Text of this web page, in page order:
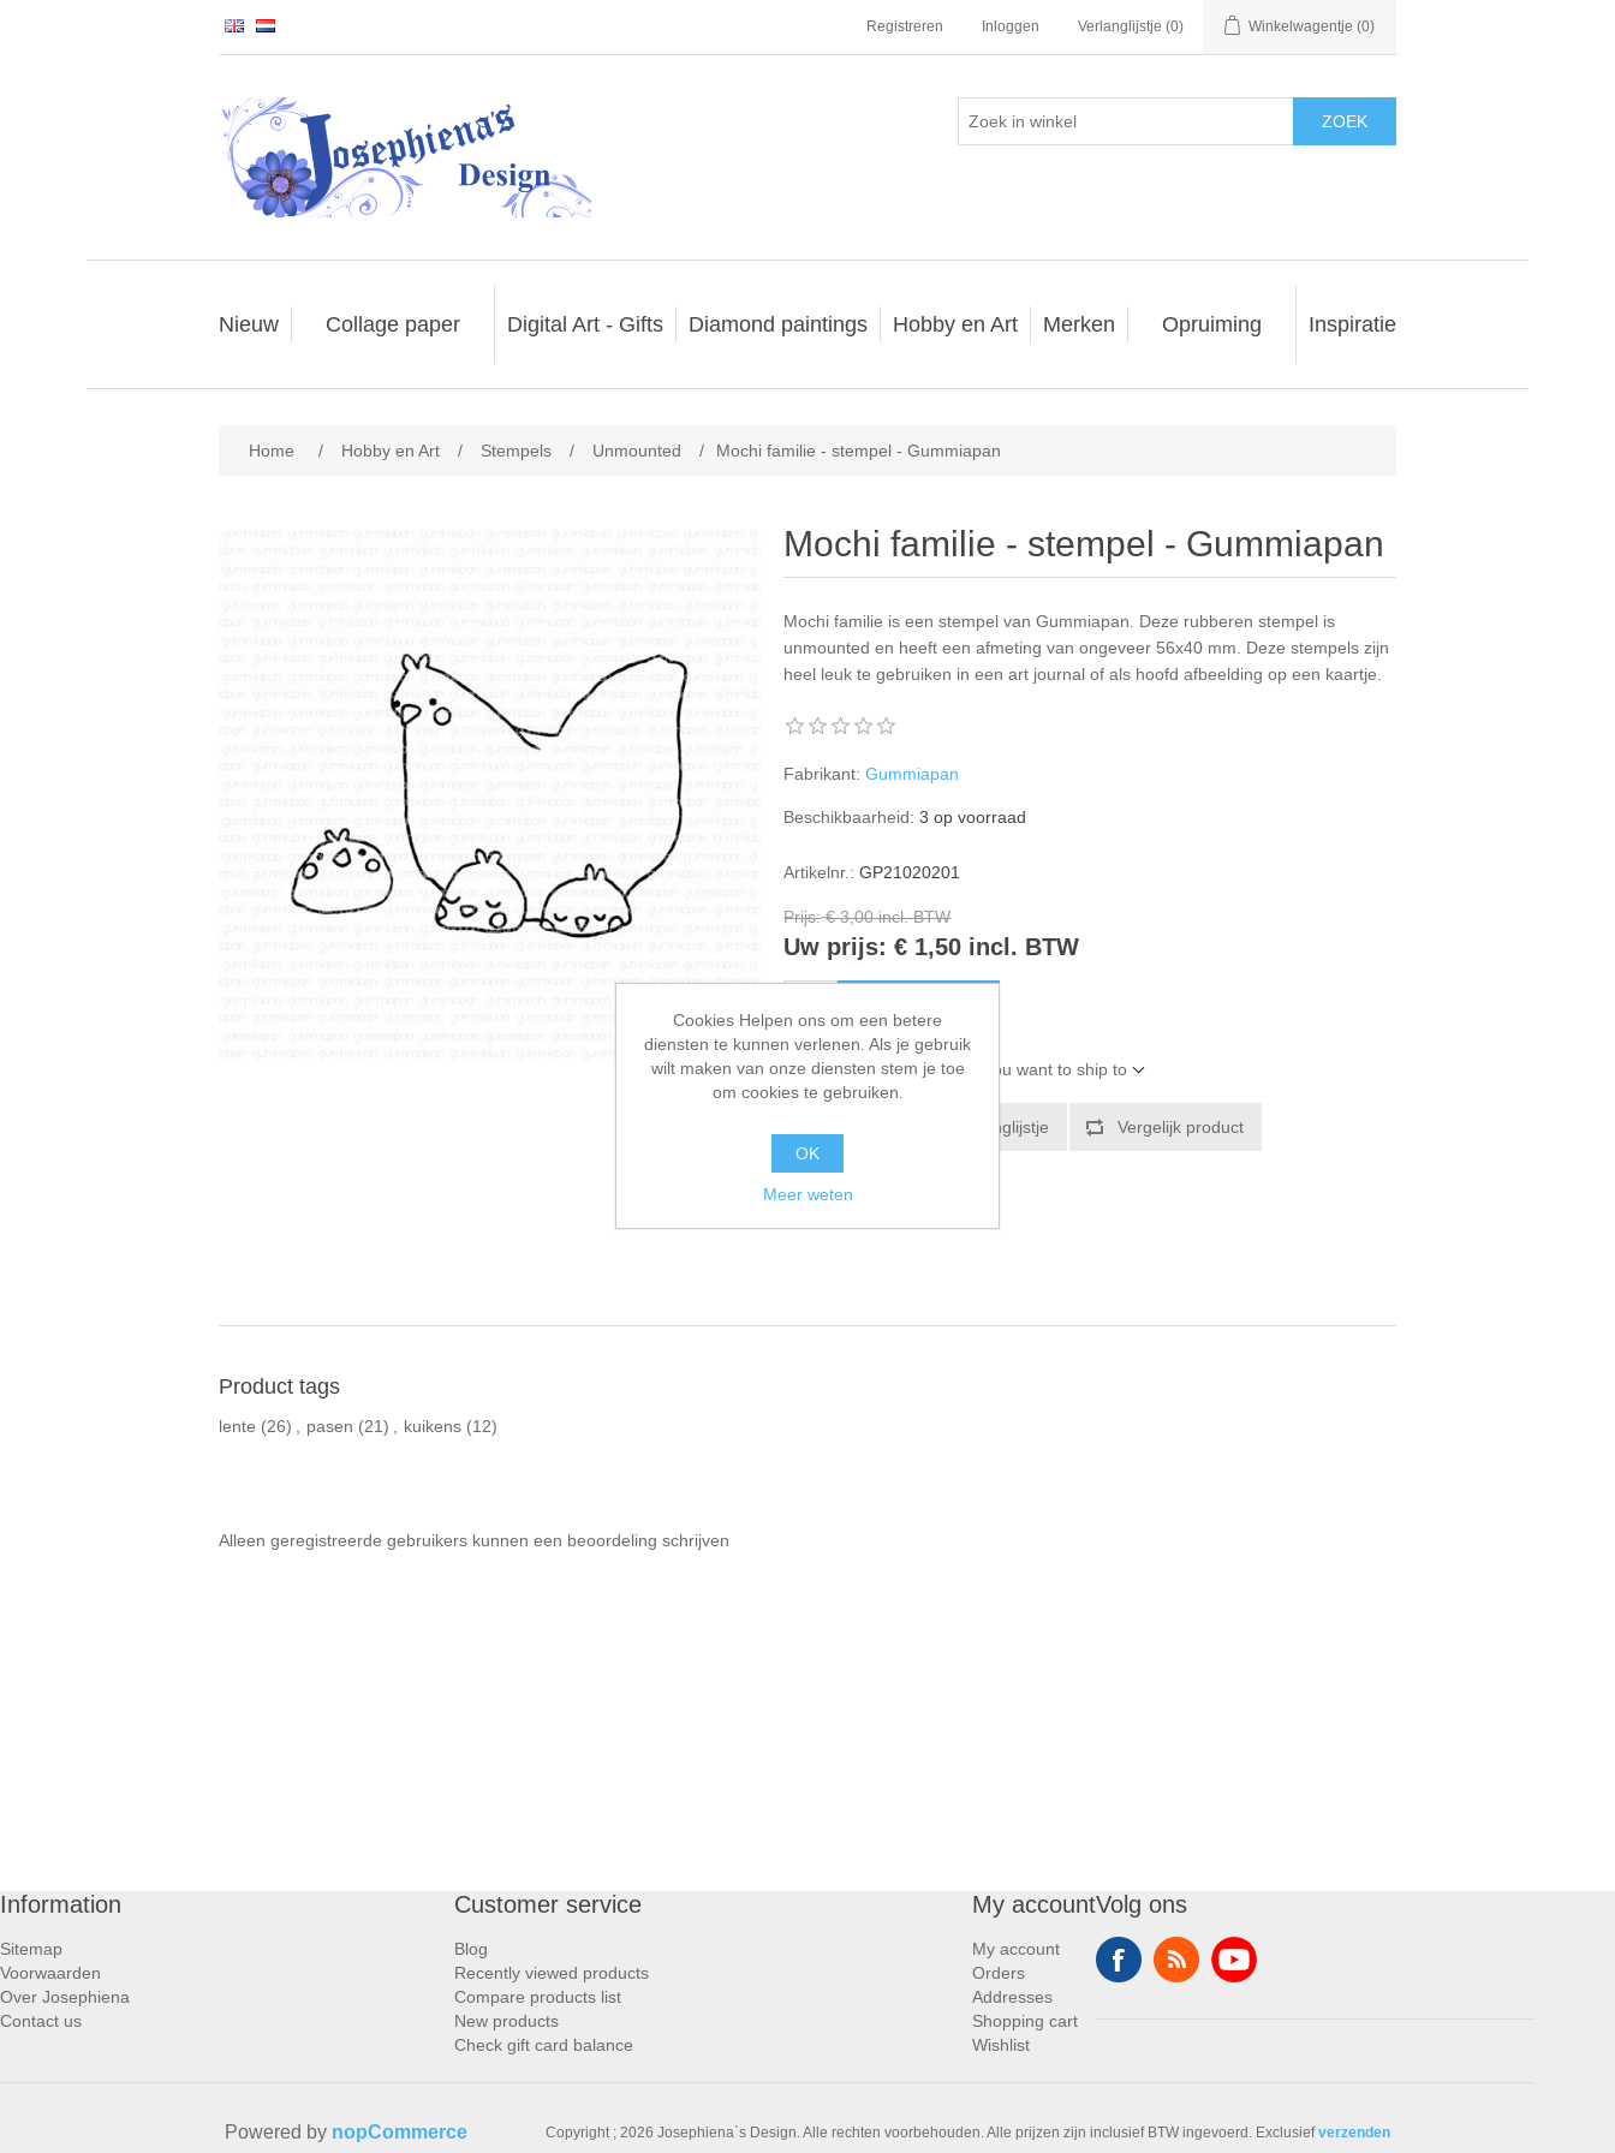
Registreren Inloggen Verlanglijstje (0) Winkelwagentje (0)
ZOEK
Nieuw Collage paper Digital Art - Gifts Diamond paintings Hobby en Art Merken Opruiming Inspiratie
Home / Hobby en Art / Stempels / Unmounted / Mochi familie - stempel - Gummiapan
Mochi familie - stempel - Gummiapan
Mochi familie is een stempel van Gummiapan. Deze rubberen stempel is
unmounted en heeft een afmeting van ongeveer 56x40 mm. Deze stempels zijn
heel leuk te gebruiken in een art journal of als hoofd afbeelding op een kaartje.
Fabrikant: Gummiapan
Beschikbaarheid: 3 op voorraad
Artikelnr.: GP21020201
Prijs: € 3,00 incl. BTW
Uw prijs: € 1,50 incl. BTW
Please select the address you want to ship to
Toevoegen aan verlanglijstje Vergelijk product
E-mail een vriend
Product tags
lente (26) pasen (21) kuikens (12)
Alleen geregistreerde gebruikers kunnen een beoordeling schrijven
Information
Sitemap
Voorwaarden
Over Josephiena
Contact us
Customer service
Blog
Recently viewed products
Compare products list
New products
Check gift card balance
My account
My account
Orders
Addresses
Shopping cart
Wishlist
Volg ons
Copyright ; 2026 Josephiena`s Design. Alle rechten voorbehouden. Alle prijzen zijn inclusief BTW ingevoerd. Exclusiefverzenden
Powered by nopCommerce
Cookies Helpen ons om een betere
diensten te kunnen verlenen. Als je gebruik
wilt maken van onze diensten stem je toe
om cookies te gebruiken.
OK
Meer weten